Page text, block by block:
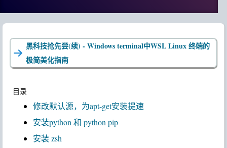
黑科技抢先尝(续) - Windows terminal中WSL Linux 终端的
极简美化指南
目录
修改默认源，为apt-get安装提速
安装python 和 python pip
安装 zsh